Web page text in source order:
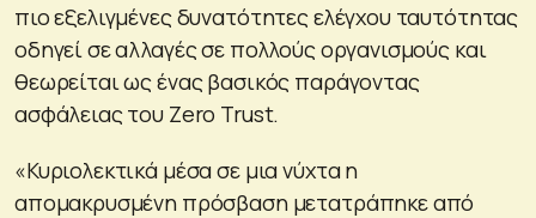
πιο εξελιγμένες δυνατότητες ελέγχου ταυτότητας
οδηγεί σε αλλαγές σε πολλούς οργανισμούς και
θεωρείται ως ένας βασικός παράγοντας
ασφάλειας του Zero Trust.
«Κυριολεκτικά μέσα σε μια νύχτα η
απομακρυσμένη πρόσβαση μετατράπηκε από